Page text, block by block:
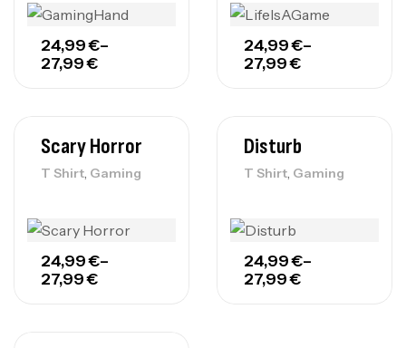
24,99€–
27,99€
24,99€–
27,99€
Scary Horror
T Shirt, Gaming
24,99€–
27,99€
Disturb
T Shirt, Gaming
24,99€–
27,99€